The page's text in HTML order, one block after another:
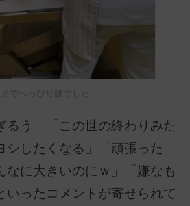
までへっぴり腰でした
るう」「この世の終わりみた
シしたくなる」「頑張った
なに大きいのにｗ」「嫌なも
いったコメントが寄せられて